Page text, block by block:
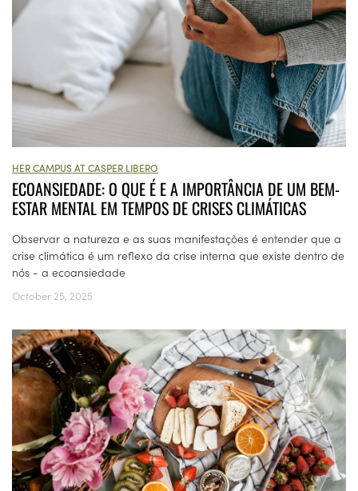
HER CAMPUS AT CASPER LIBERO
ECOANSIEDADE: O QUE É E A IMPORTÂNCIA DE UM BEM-
ESTAR MENTAL EM TEMPOS DE CRISES CLIMÁTICAS
Observar a natureza e as suas manifestações é entender que a
crise climática é um reflexo da crise interna que existe dentro de
nós - a ecoansiedade
October 25, 2025